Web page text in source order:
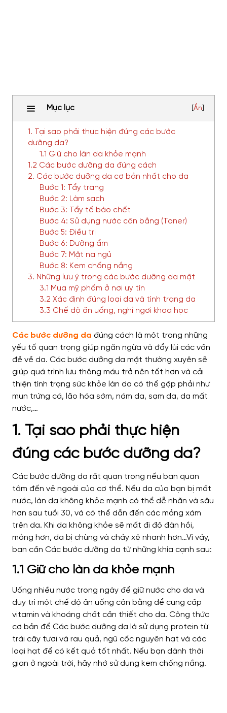
Mục lục Ẩn
1. Tại sao phải thực hiện đúng các bước
dưỡng da?
1.1 Giữ cho làn da khỏe mạnh
1.2 Các bước dưỡng da đúng cách
2. Các bước dưỡng da cơ bản nhất cho da
Bước 1: Tẩy trang
Bước 2: Làm sạch
Bước 3: Tẩy tế bào chết
Bước 4: Sử dụng nước cân bằng (Toner)
Bước 5: Điều trị
Bước 6: Dưỡng ẩm
Bước 7: Mặt nạ ngủ
Bước 8: Kem chống nắng
3. Những lưu ý trong các bước dưỡng da mặt
3.1 Mua mỹ phẩm ở nơi uy tín
3.2 Xác định đúng loại da và tình trạng da
3.3 Chế độ ăn uống, nghỉ ngơi khoa học
Các bước dưỡng da đúng cách là một trong những
yếu tố quan trọng giúp ngăn ngừa và đẩy lùi các vấn
đề về da. Các bước dưỡng da mặt thường xuyên sẽ
giúp quá trình lưu thông máu trở nên tốt hơn và cải
thiện tình trạng sức khỏe làn da có thể gặp phải như
mụn trứng cá, lão hóa sớm, nám da, sạm da, da mất
nước,…
1. Tại sao phải thực hiện
đúng các bước dưỡng da?
Các bước dưỡng da rất quan trọng nếu bạn quan
tâm đến vẻ ngoài của cơ thể. Nếu da của bạn bị mất
nước, làn da không khỏe mạnh có thể dễ nhăn và sâu
hơn sau tuổi 30, và có thể dẫn đến các mảng xám
trên da. Khi da không khỏe sẽ mất đi độ đàn hồi,
mỏng hơn, da bị chùng và chảy xệ nhanh hơn…Vì vậy,
bạn cần Các bước dưỡng da từ những khía cạnh sau:
1.1 Giữ cho làn da khỏe mạnh
Uống nhiều nước trong ngày để giữ nước cho da và
duy trì một chế độ ăn uống cân bằng để cung cấp
vitamin và khoáng chất cần thiết cho da. Công thức
cơ bản để Các bước dưỡng da là sử dụng protein từ
trái cây tươi và rau quả, ngũ cốc nguyên hạt và các
loại hạt để có kết quả tốt nhất. Nếu bạn dành thời
gian ở ngoài trời, hãy nhớ sử dụng kem chống nắng.